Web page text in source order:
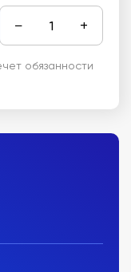
− +
обязанности